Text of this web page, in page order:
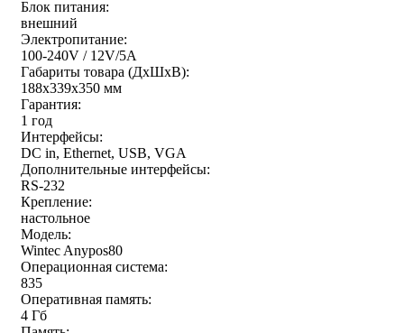
Блок питания:
внешний
Электропитание:
100-240V / 12V/5A
Габариты товара (ДxШxВ):
188x339x350 мм
Гарантия:
1 год
Интерфейсы:
DC in, Ethernet, USB, VGA
Дополнительные интерфейсы:
RS-232
Крепление:
настольное
Модель:
Wintec Anypos80
Операционная система:
835
Оперативная память:
4 Гб